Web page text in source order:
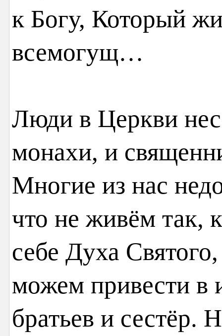
к Богу, Который
всемогущ…
Люди в Церкви
монахи, и
Многие из нас
что не живём так,
себе Духа
можем привести в
братьев и